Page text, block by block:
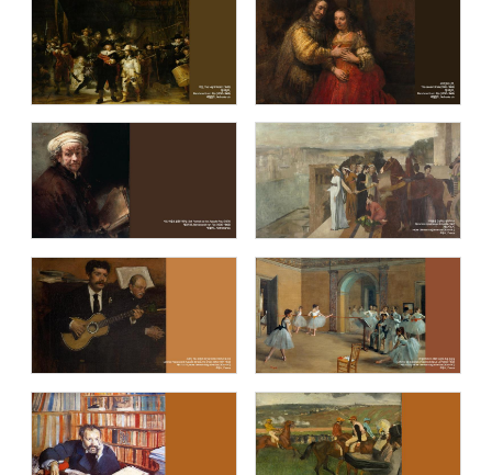
큐비즘: 시각의 전환 (Cubism: Changing
Perspectives)
음악이 흐르는 명화(Masterpiece with
music)
세계의 봄 (Spring in the world) 렘브란트 반 레인 (Rembrandt van Rijn)
에두아르 마네 (Edouard Manet) 종교화 (Holy pictures)
요하네스 베르메르 (Johannes Vermeer)
스웨덴국립미술관 (National Museum
of Sweden)